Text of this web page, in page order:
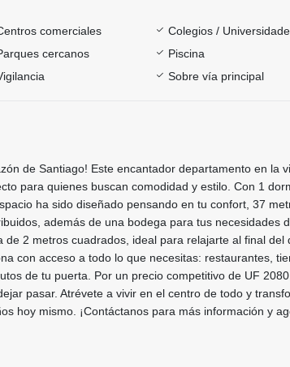
comerciales
Colegios /
cercanos
Piscina
Sobre vía principal
de Santiago! Este encantador departamento en la
para quienes buscan comodidad y estilo. Con 1
ha sido diseñado pensando en tu confort, 37
además de una bodega para tus necesidades
2 metros cuadrados, ideal para relajarte al final del
con acceso a todo lo que necesitas: restaurantes,
de tu puerta. Por un precio competitivo de UF
pasar. Atrévete a vivir en el centro de todo y
hoy mismo. ¡Contáctanos para más información y